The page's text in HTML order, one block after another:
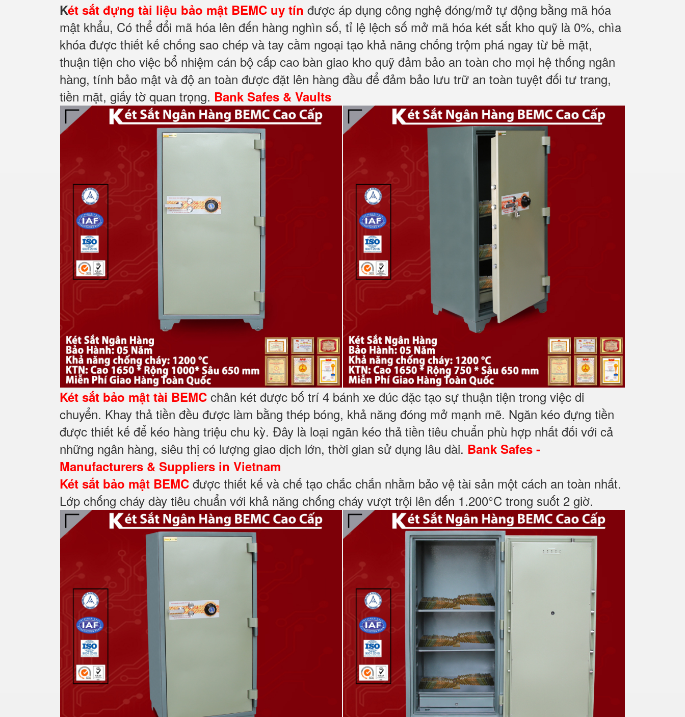
Két sắt đựng tài liệu bảo mật BEMC uy tín được áp dụng công nghệ đóng/mở tự động bằng mã hóa
mật khẩu, Có thể đổi mã hóa lên đến hàng nghìn số, tỉ lệ lệch số mở mã hóa két sắt kho quỹ là 0%, chìa
khóa được thiết kế chống sao chép và tay cầm ngoại tạo khả năng chống trộm phá ngay từ bề mặt,
thuận tiện cho việc bổ nhiệm cán bộ cấp cao bàn giao kho quỹ đảm bảo an toàn cho mọi hệ thống ngân
hàng, tính bảo mật và độ an toàn được đặt lên hàng đầu để đảm bảo lưu trữ an toàn tuyệt đối tư trang,
tiền mặt, giấy tờ quan trọng. Bank Safes & Vaults
Két sắt bảo mật tài BEMC chân két được bố trí 4 bánh xe đúc đặc tạo sự thuận tiện trong việc di
chuyển. Khay thả tiền đều được làm bằng thép bóng, khả năng đóng mở mạnh mẽ. Ngăn kéo đựng tiền
được thiết kế để kéo hàng triệu chu kỳ. Đây là loại ngăn kéo thả tiền tiêu chuẩn phù hợp nhất đối với cả
những ngân hàng, siêu thị có lượng giao dịch lớn, thời gian sử dụng lâu dài. Bank Safes -
Manufacturers & Suppliers in Vietnam
Két sắt bảo mật BEMC được thiết kế và chế tạo chắc chắn nhằm bảo vệ tài sản một cách an toàn nhất.
Lớp chống cháy dày tiêu chuẩn với khả năng chống cháy vượt trội lên đến 1.200°C trong suốt 2 giờ.